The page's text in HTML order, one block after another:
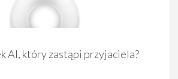
AI, który zastąpi przyjaciela?